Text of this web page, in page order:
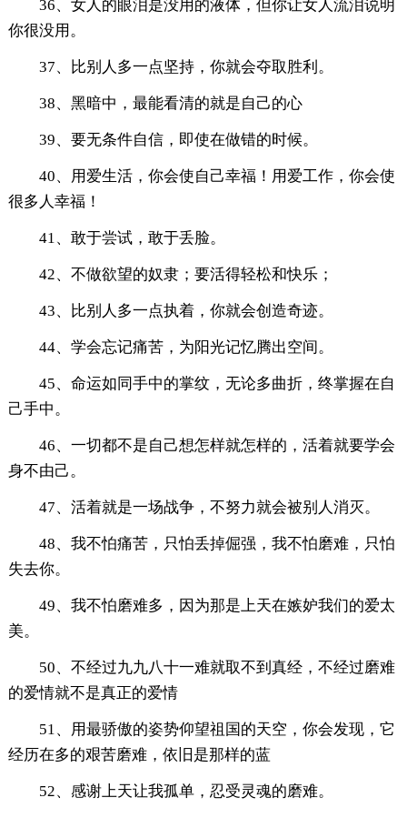
36、女人的眼泪是没用的液体，但你让女人流泪说明
你很没用。
37、比别人多一点坚持，你就会夺取胜利。
38、黑暗中，最能看清的就是自己的心
39、要无条件自信，即使在做错的时候。
40、用爱生活，你会使自己幸福！用爱工作，你会使
很多人幸福！
41、敢于尝试，敢于丢脸。
42、不做欲望的奴隶；要活得轻松和快乐；
43、比别人多一点执着，你就会创造奇迹。
44、学会忘记痛苦，为阳光记忆腾出空间。
45、命运如同手中的掌纹，无论多曲折，终掌握在自
己手中。
46、一切都不是自己想怎样就怎样的，活着就要学会
身不由己。
47、活着就是一场战争，不努力就会被别人消灭。
48、我不怕痛苦，只怕丢掉倔强，我不怕磨难，只怕
失去你。
49、我不怕磨难多，因为那是上天在嫉妒我们的爱太
美。
50、不经过九九八十一难就取不到真经，不经过磨难
的爱情就不是真正的爱情
51、用最骄傲的姿势仰望祖国的天空，你会发现，它
经历在多的艰苦磨难，依旧是那样的蓝
52、感谢上天让我孤单，忍受灵魂的磨难。